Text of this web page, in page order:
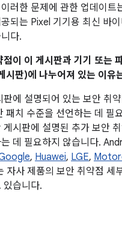
러한 문제에 관한 업데이트
되는 Pixel 기기용 최신 바
다.
이 이 게시판과 기기 또는
시판)에 나누어져 있는 이유
판에 설명되어 있는 보안 취
패치 수준을 선언하는 데 필
게시판에 설명된 추가 보안
데 필요하지 않습니다.
, Huawei, LGE,
자사 제품의 보안 취약점 세
있습니다.